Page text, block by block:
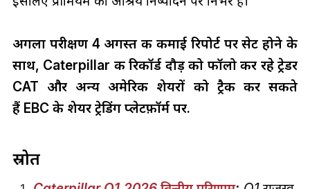
अगला परीक्षण 4 अगस्त की कमाई रिपोर्ट पर सेट होने के
साथ, Caterpillar की रिकॉर्ड दौड़ को फॉलो कर रहे ट्रेडर
CAT और अन्य अमेरिकी शेयरों को ट्रैक कर सकते
हैं EBC के शेयर ट्रेडिंग प्लेटफ़ॉर्म पर.
स्रोत